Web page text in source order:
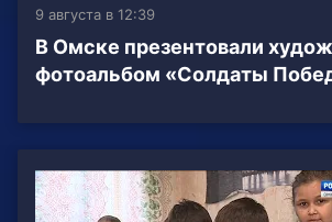
9 августа в 12:39
В Омске презентовали
фотоальбом «Солдаты